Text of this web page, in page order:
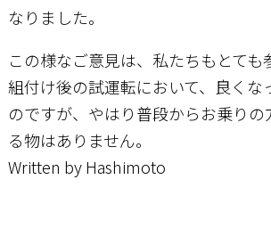
なりました。
この様なご意見は、私たちもとても
組付け後の試運転において、良くな
のですが、やはり普段からお乗り
る物はありません。
Written by Hashimoto